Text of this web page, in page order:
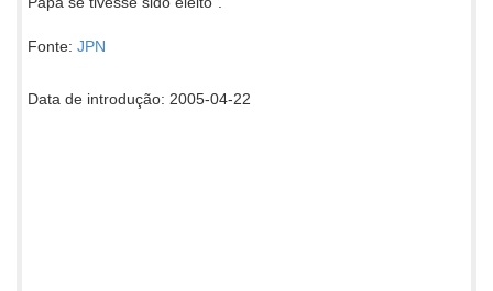
Fonte: JPN
Data de introdução: 2005-04-22